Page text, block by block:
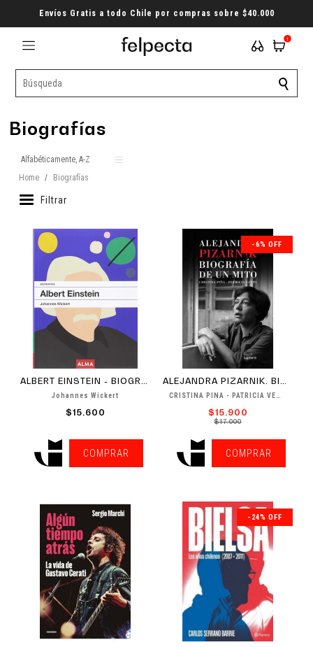
Envíos Gratis a todo Chile por compras sobre $40.000
1
Biografías
Home / Biografías
Filtrar
Johannes Wickert
$15.600
COMPRAR
-6% OFF
$15.900
$17.000
COMPRAR
-24% OFF